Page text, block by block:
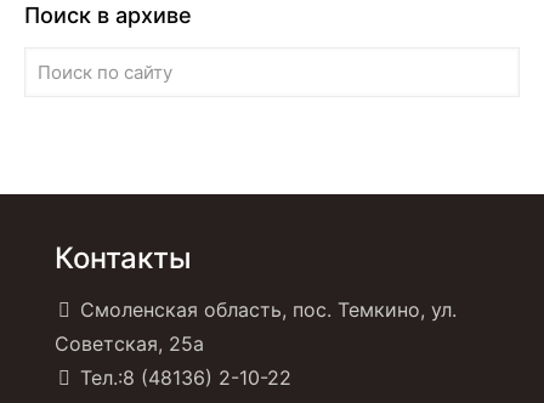
Поиск в архиве
Контакты
Смоленская область, пос. Темкино, ул.
Советская, 25а
Тел.:8 (48136) 2-10-22